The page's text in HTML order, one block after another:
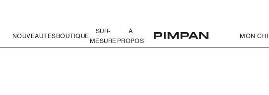
NOUVEAUTÉSBOUTIQUE
SUR-
MESURE
À
PROPOS
MON